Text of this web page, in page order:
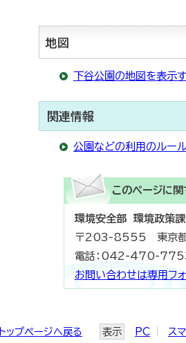
地図
下谷公園の地図を表示
関連情報
公園などの利用のルー
このページに関
環境安全部 環境政策
〒203-8555 東京都
電話：042-470-
お問い合わせは専用フ
トップページへ戻る 表示 PC ス